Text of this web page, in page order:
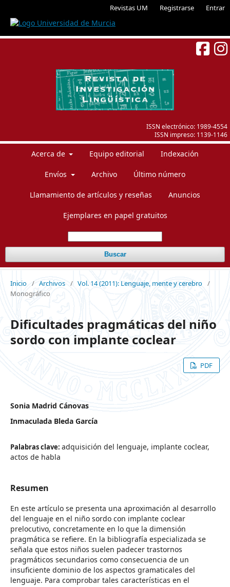
Revistas UM Registrarse Entrar
ISSN electrónico: 1989-4554
ISSN impreso: 1139-1146
Acerca de Equipo editorial Indexación
Envíos Archivo Último número
Llamamiento de artículos y reseñas Anuncios
Ejemplares en papel gratuitos
Buscar
Inicio / Archivos / Vol. 14 (2011): Lenguaje, mente y cerebro /
Monográfico
Dificultades pragmáticas del niño
sordo con implante coclear
PDF
Sonia Madrid Cánovas
Inmaculada Bleda García
Palabras clave: adquisición del lenguaje, implante coclear,
actos de habla
Resumen
En este artículo se presenta una aproximación al desarrollo
del lenguaje en el niño sordo con implante coclear
prelocutivo, concretamente en lo que la dimensión
pragmática se refiere. En la bibliografía especializada se
señala que estos niños suelen padecer trastornos
pragmáticos secundarios como consecuencia de un
insuficiente dominio de los aspectos gramaticales del
lenguaje. Para comprobar tales características en el